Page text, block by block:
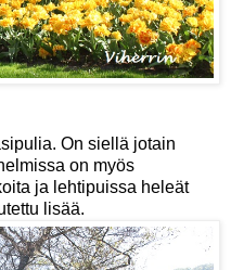
On siellä jotain
on myös
ja lehtipuissa heleät
lisää.